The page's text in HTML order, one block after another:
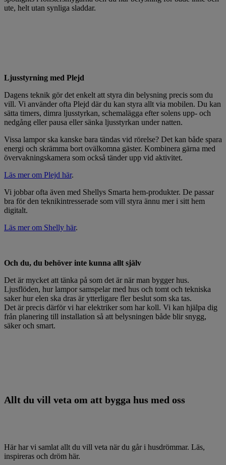
ute, helt utan synliga sladdar.
Ljusstyrning med Plejd
Dagens teknik gör det enkelt att styra din belysning precis som du
vill. Vi använder ofta Plejd där du kan styra allt via mobilen. Du kan
sätta timers, dimra ljusstyrkan, schemalägga efter solens upp- och
nedgång eller pausa eller sänka ljusstyrkan under natten.
Vissa lampor ska kanske bara tändas vid rörelse? Det kan både spara
energi och skrämma bort ovälkomna gäster. Kombinera gärna med
övervakningskamera som också tänder upp vid aktivitet.
Läs mer om Plejd här.
Vi jobbar ofta även med Shellys Smarta hem-produkter. De passar
bra för den teknikintresserade som vill styra ännu mer i sitt hem
digitalt.
Läs mer om Shelly här.
Och du, du behöver inte kunna allt själv
Det är mycket att tänka på som det är när man bygger hus.
Ljusflöden, hur lampor samspelar med hus och tomt och tekniska
saker hur elen ska dras är ytterligare fler beslut som ska tas.
Det är precis därför vi har elektriker som har koll. Vi kan hjälpa dig
från planering till installation så att belysningen både blir snygg,
säker och smart.
Allt du vill veta om att bygga hus med oss
Här har vi samlat allt du vill veta när du går i husdrömmar. Läs,
inspireras och dröm här.